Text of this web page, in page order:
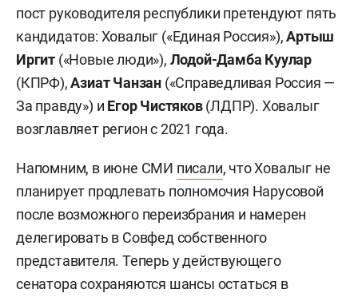
пост руководителя республики претендуют пять
кандидатов: Ховалыг («Единая Россия»),Артыш
Иргит («Новые люди»), Лодой-Дамба Куулар
(КПРФ),Азиат Чанзан («Справедливая Россия —
За правду») и Егор Чистяков(ЛДПР). Ховалыг
возглавляет регион с 2021 года.
Напомним, в июне СМИ писали, что Ховалыг не
планирует продлевать полномочия Нарусовой
после возможного переизбрания и намерен
делегировать в Совфед собственного
представителя. Теперь у действующего
сенатора сохраняются шансы остаться в